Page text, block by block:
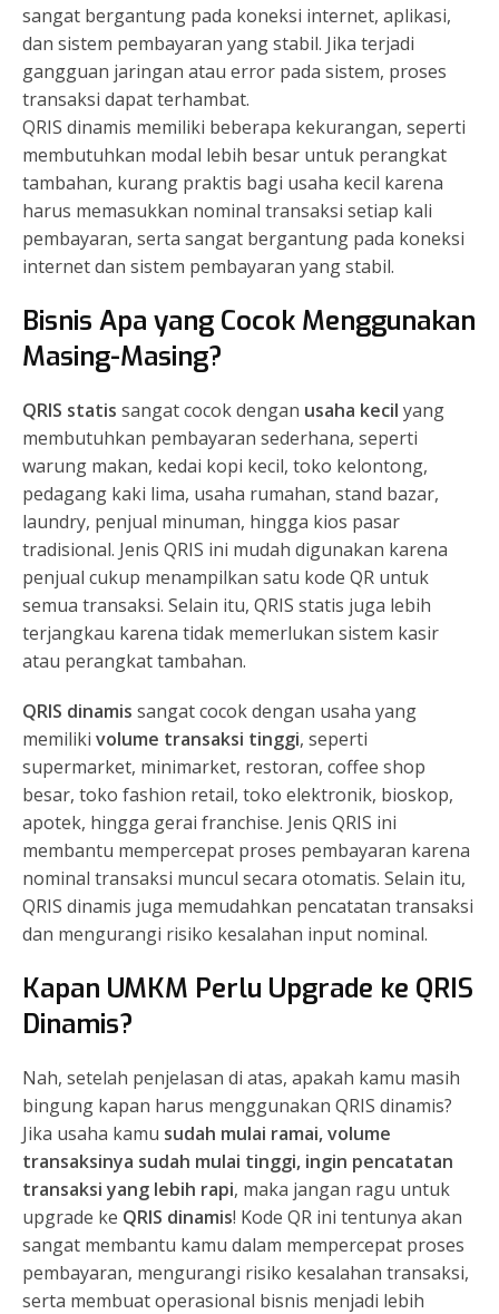
sangat bergantung pada koneksi internet, aplikasi,
dan sistem pembayaran yang stabil. Jika terjadi
gangguan jaringan atau error pada sistem, proses
transaksi dapat terhambat.
QRIS dinamis memiliki beberapa kekurangan, seperti
membutuhkan modal lebih besar untuk perangkat
tambahan, kurang praktis bagi usaha kecil karena
harus memasukkan nominal transaksi setiap kali
pembayaran, serta sangat bergantung pada koneksi
internet dan sistem pembayaran yang stabil.
Bisnis Apa yang Cocok Menggunakan
Masing-Masing?
QRIS statis sangat cocok dengan usaha kecil yang
membutuhkan pembayaran sederhana, seperti
warung makan, kedai kopi kecil, toko kelontong,
pedagang kaki lima, usaha rumahan, stand bazar,
laundry, penjual minuman, hingga kios pasar
tradisional. Jenis QRIS ini mudah digunakan karena
penjual cukup menampilkan satu kode QR untuk
semua transaksi. Selain itu, QRIS statis juga lebih
terjangkau karena tidak memerlukan sistem kasir
atau perangkat tambahan.
QRIS dinamis sangat cocok dengan usaha yang
memiliki volume transaksi tinggi, seperti
supermarket, minimarket, restoran, coffee shop
besar, toko fashion retail, toko elektronik, bioskop,
apotek, hingga gerai franchise. Jenis QRIS ini
membantu mempercepat proses pembayaran karena
nominal transaksi muncul secara otomatis. Selain itu,
QRIS dinamis juga memudahkan pencatatan transaksi
dan mengurangi risiko kesalahan input nominal.
Kapan UMKM Perlu Upgrade ke QRIS
Dinamis?
Nah, setelah penjelasan di atas, apakah kamu masih
bingung kapan harus menggunakan QRIS dinamis?
Jika usaha kamu sudah mulai ramai, volume
transaksinya sudah mulai tinggi, ingin pencatatan
transaksi yang lebih rapi, maka jangan ragu untuk
upgrade ke QRIS dinamis! Kode QR ini tentunya akan
sangat membantu kamu dalam mempercepat proses
pembayaran, mengurangi risiko kesalahan transaksi,
serta membuat operasional bisnis menjadi lebih